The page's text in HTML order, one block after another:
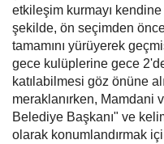
etkileşim kurmayı
şekilde, ön seçimden
tamamını yürüyerek
gece kulüplerine gece
katılabilmesi göz önüne
meraklanırken, Mamdani
Belediye Başkanı" ve
olarak konumlandırmak